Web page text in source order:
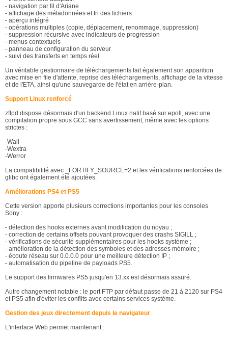
- navigation par fil d'Ariane
- affichage des métadonnées et tri des fichiers
- aperçu intégré
- opérations multiples (copie, déplacement, renommage, suppression)
- suppression récursive avec indicateurs de progression
- menus contextuels
- panneau de configuration du serveur
- suivi des transferts en temps réel
Un véritable gestionnaire de téléchargements fait également son apparition
avec mise en file d'attente, reprise des téléchargements, affichage de la vitesse
et de l'ETA, ainsi qu'une sauvegarde de l'état en arrière-plan.
Support Linux renforcé
zftpd dispose désormais d'un backend Linux natif basé sur epoll, avec une
compilation propre sous GCC sans avertissement, même avec les options
strictes :
-Wall
-Wextra
-Werror
La compatibilité avec _FORTIFY_SOURCE=2 et les vérifications renforcées de
glibc ont également été ajoutées.
Améliorations PS4 et PS5
Cette version apporte plusieurs corrections importantes pour les consoles
Sony :
- détection des hooks externes avant modification du noyau ;
- correction de certains offsets pouvant provoquer des crashs SIGILL ;
- vérifications de sécurité supplémentaires pour les hooks système ;
- amélioration de la détection des symboles et des adresses mémoire ;
- écoute réseau sur 0.0.0.0 pour une meilleure détection IP ;
- automatisation du pipeline de payloads PS5.
Le support des firmwares PS5 jusqu'en 13.xx est désormais assuré.
Autre changement notable : le port FTP par défaut passe de 21 à 2120 sur PS4
et PS5 afin d'éviter les conflits avec certains services système.
Gestion des jeux directement depuis le navigateur
L'interface Web permet maintenant :